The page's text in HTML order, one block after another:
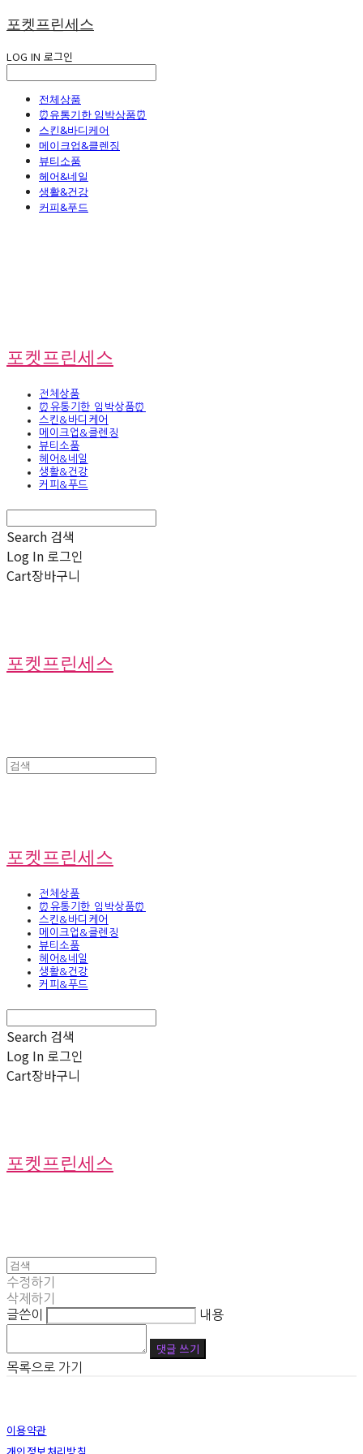
포켓프린세스
LOG IN 로그인
전체상품
⏰유통기한 임박상품⏰
스킨&바디케어
메이크업&클렌징
뷰티소품
헤어&네일
생활&건강
커피&푸드
포켓프린세스
전체상품
⏰유통기한 임박상품⏰
스킨&바디케어
메이크업&클렌징
뷰티소품
헤어&네일
생활&건강
커피&푸드
Search 검색
Log In 로그인
Cart장바구니
포켓프린세스
포켓프린세스
전체상품
⏰유통기한 임박상품⏰
스킨&바디케어
메이크업&클렌징
뷰티소품
헤어&네일
생활&건강
커피&푸드
Search 검색
Log In 로그인
Cart장바구니
포켓프린세스
수정하기
삭제하기
글쓴이
내용
댓글 쓰기
목록으로 가기
이용약관